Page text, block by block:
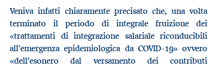
Veniva infatti chiaramente precisato che, una volta
terminato il periodo di integrale fruizione dei
«trattamenti di integrazione salariale riconducibili
all'emergenza epidemiologica da COVID-19» ovvero
«dell'esonero dal versamento dei contributi